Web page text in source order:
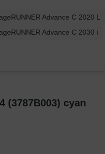
Advance C 2020 L
Advance C 2030 i
(3787B003) cyan